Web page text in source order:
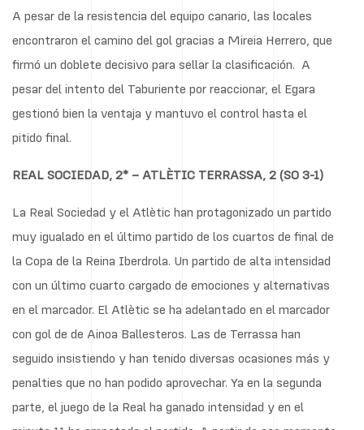
A pesar de la resistencia del equipo canario, las locales
encontraron el camino del gol gracias a Mireia Herrero, que
firmó un doblete decisivo para sellar la clasificación. A
pesar del intento del Taburiente por reaccionar, el Egara
gestionó bien la ventaja y mantuvo el control hasta el
pitido final.
REAL SOCIEDAD, 2* – ATLÈTIC TERRASSA, 2 (SO 3-1)
La Real Sociedad y el Atlètic han protagonizado un partido
muy igualado en el último partido de los cuartos de final de
la Copa de la Reina Iberdrola. Un partido de alta intensidad
con un último cuarto cargado de emociones y alternativas
en el marcador. El Atlètic se ha adelantado en el marcador
con gol de de Ainoa Ballesteros. Las de Terrassa han
seguido insistiendo y han tenido diversas ocasiones más y
penalties que no han podido aprovechar. Ya en la segunda
parte, el juego de la Real ha ganado intensidad y en el